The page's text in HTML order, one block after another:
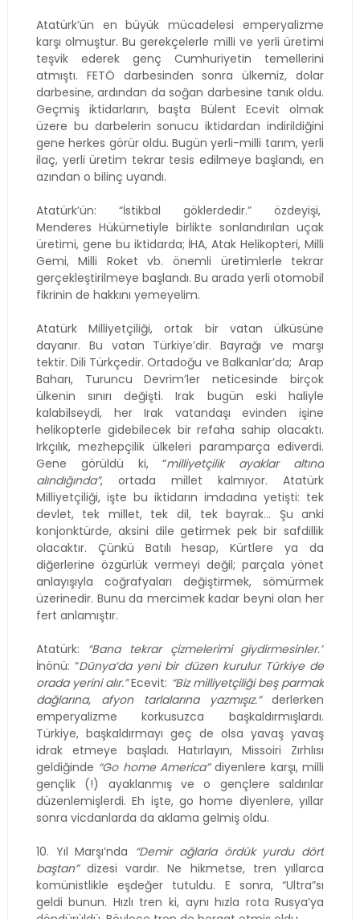
Atatürk’ün en büyük mücadelesi emperyalizme
karşı olmuştur. Bu gerekçelerle milli ve yerli üretimi
teşvik ederek genç Cumhuriyetin temellerini
atmıştı. FETÖ darbesinden sonra ülkemiz, dolar
darbesine, ardından da soğan darbesine tanık oldu.
Geçmiş iktidarların, başta Bülent Ecevit olmak
üzere bu darbelerin sonucu iktidardan indirildiğini
gene herkes görür oldu. Bugün yerli-milli tarım, yerli
ilaç, yerli üretim tekrar tesis edilmeye başlandı, en
azından o bilinç uyandı.
Atatürk’ün: “İstikbal göklerdedir.” özdeyişi,
Menderes Hükümetiyle birlikte sonlandırılan uçak
üretimi, gene bu iktidarda; İHA, Atak Helikopteri, Milli
Gemi, Milli Roket vb. önemli üretimlerle tekrar
gerçekleştirilmeye başlandı. Bu arada yerli otomobil
fikrinin de hakkını yemeyelim.
Atatürk Milliyetçiliği, ortak bir vatan ülküsüne
dayanır. Bu vatan Türkiye’dir. Bayrağı ve marşı
tektir. Dili Türkçedir. Ortadoğu ve Balkanlar’da; Arap
Baharı, Turuncu Devrim’ler neticesinde birçok
ülkenin sınırı değişti. Irak bugün eski haliyle
kalabilseydi, her Irak vatandaşı evinden işine
helikopterle gidebilecek bir refaha sahip olacaktı.
Irkçılık, mezhepçilik ülkeleri paramparça ediverdi.
Gene görüldü ki, “milliyetçilik ayaklar altına
alındığında”, ortada millet kalmıyor. Atatürk
Milliyetçiliği, işte bu iktidarın imdadına yetişti: tek
devlet, tek millet, tek dil, tek bayrak… Şu anki
konjonktürde, aksini dile getirmek pek bir safdillik
olacaktır. Çünkü Batılı hesap, Kürtlere ya da
diğerlerine özgürlük vermeyi değil; parçala yönet
anlayışıyla coğrafyaları değiştirmek, sömürmek
üzerinedir. Bunu da mercimek kadar beyni olan her
fert anlamıştır.
Atatürk: “Bana tekrar çizmelerimi giydirmesinler.”
İnönü: “Dünya’da yeni bir düzen kurulur Türkiye de
orada yerini alır.”Ecevit: “Biz milliyetçiliği beş parmak
dağlarına, afyon tarlalarına yazmışız.”derlerken
emperyalizme korkusuzca başkaldırmışlardı.
Türkiye, başkaldırmayı geç de olsa yavaş yavaş
idrak etmeye başladı. Hatırlayın, Missoiri Zırhlısı
geldiğinde “Go home America”diyenlere karşı, milli
gençlik (!) ayaklanmış ve o gençlere saldırılar
düzenlemişlerdi. Eh işte, go home diyenlere, yıllar
sonra vicdanlarda da aklama gelmiş oldu.
10. Yıl Marşı’nda “Demir ağlarla ördük yurdu dört
baştan”dizesi vardır. Ne hikmetse, tren yıllarca
komünistlikle eşdeğer tutuldu. E sonra, “Ultra”sı
geldi bunun. Hızlı tren ki, aynı hızla rota Rusya’ya